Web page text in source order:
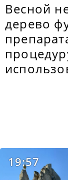
Весной
дерево
19:57